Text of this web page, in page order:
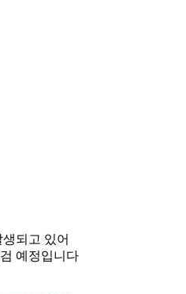
되고 있어
예정입니다